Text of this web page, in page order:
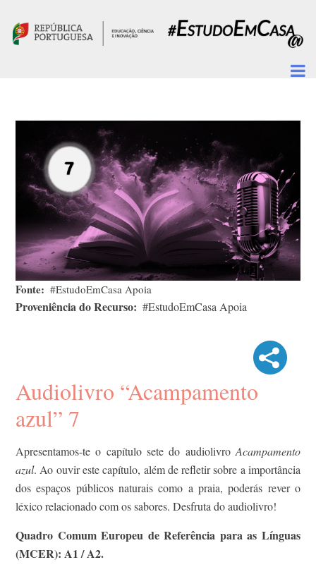
Fonte #EstudoEmCasa Apoia
Proveniência do Recurso #EstudoEmCasa Apoia
Audiolivro “Acampamento
azul” 7
Apresentamos-te o capítulo sete do audiolivro Acampamento
azul. Ao ouvir este capítulo, além de refletir sobre a importância
dos espaços públicos naturais como a praia, poderás rever o
léxico relacionado com os sabores. Desfruta do audiolivro!
Quadro Comum Europeu de Referência para as Línguas
(MCER): A1 / A2.